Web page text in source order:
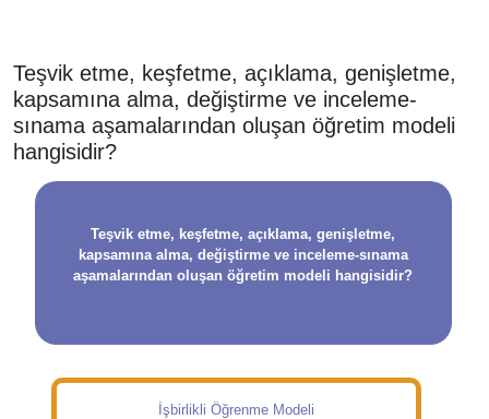
Teşvik etme, keşfetme, açıklama, genişletme,
kapsamına alma, değiştirme ve inceleme-
sınama aşamalarından oluşan öğretim modeli
hangisidir?
Teşvik etme, keşfetme, açıklama, genişletme,
kapsamına alma, değiştirme ve inceleme-sınama
aşamalarından oluşan öğretim modeli hangisidir?
İşbirlikli Öğrenme Modeli